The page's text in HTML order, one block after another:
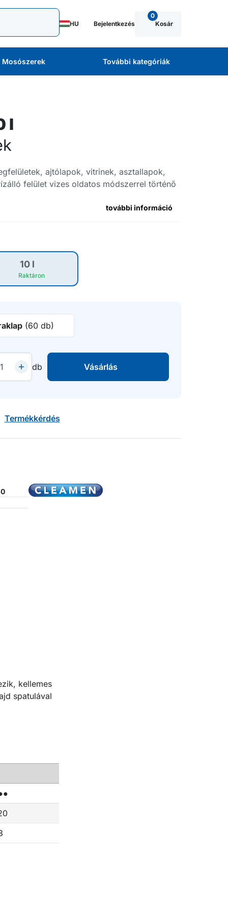
HU Bejelentkezés
0
Kosár
Mosószerek További kategóriák
l
ajtólapok, vitrinek, asztallapok,
felület vizes oldatos módszerrel történő
további információ
10 l
Raktáron
(60 db)
db Vásárlás
Termékkérdés
kellemes
spatulával